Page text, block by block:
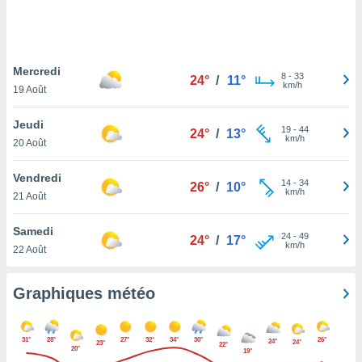
pas
de
cas,
que
sur le
que
ne
Mercredi
19 Août
24° / 11° 8- 33
km/h
Jeudi
20 Août
24° / 13° 19- 44
km/h
Vendredi
21 Août
26° / 10° 14- 34
km/h
Samedi
22 Août
24° / 17° 24- 49
km/h
Graphiques météo
31°
28°
20°
23° 27° 32° 34° 30°
22°
19°
24° 24° 26°